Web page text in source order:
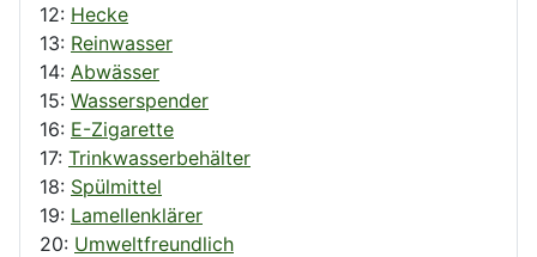
12: Hecke
13: Reinwasser
14: Abwässer
15: Wasserspender
16: E-Zigarette
17: Trinkwasserbehälter
18: Spülmittel
19: Lamellenklärer
20: Umweltfreundlich